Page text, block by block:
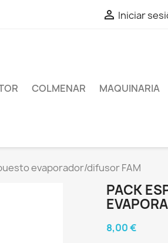
 Iniciar
COLMENAR MAQUINARIA
evaporador/difusor FAM
PACK
8,00 €